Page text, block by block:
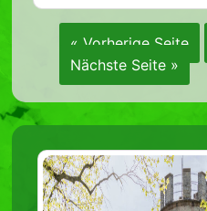
« Vorherige Seite
Nächste Seite »